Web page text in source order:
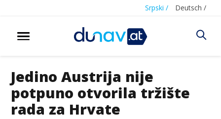
Srpski / Deutsch /
Jedino Austrija nije
potpuno otvorila tržište
rada za Hrvate